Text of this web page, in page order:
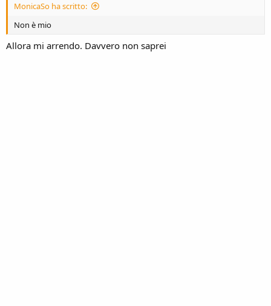
MonicaSo ha scritto:
Non è mio
Allora mi arrendo. Davvero non saprei